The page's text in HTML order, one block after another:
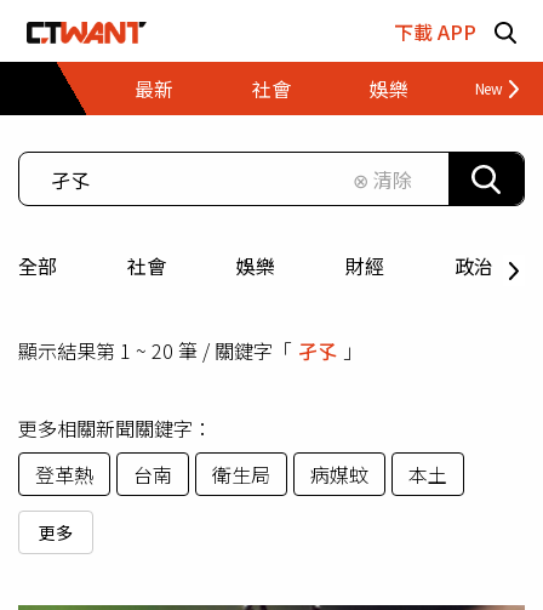
下載 APP
最新
社會 娛樂 財經
⊗ 清除
全部 社會 娛樂 財經 政治
顯示結果第 1 ~ 20 筆 / 關鍵字「 孑孓 」
更多相關新聞關鍵字：
登革熱
台南 衛生局 病媒蚊 本土
更多